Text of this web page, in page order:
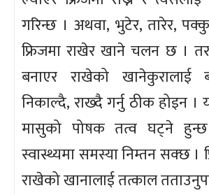
गरिन्छ । अथवा, भुटेर, तारेर,
फ्रिजमा राखेर खाने चलन छ ।
बनाएर राखेको खानेकुरालाई
निकाल्दै, राख्दै गर्नु ठीक होइन ।
मासुको पोषक तत्व घट्ने हुन्छ
स्वास्थ्यमा समस्या निम्तन सक्छ ।
राखेको खानालाई तत्काल